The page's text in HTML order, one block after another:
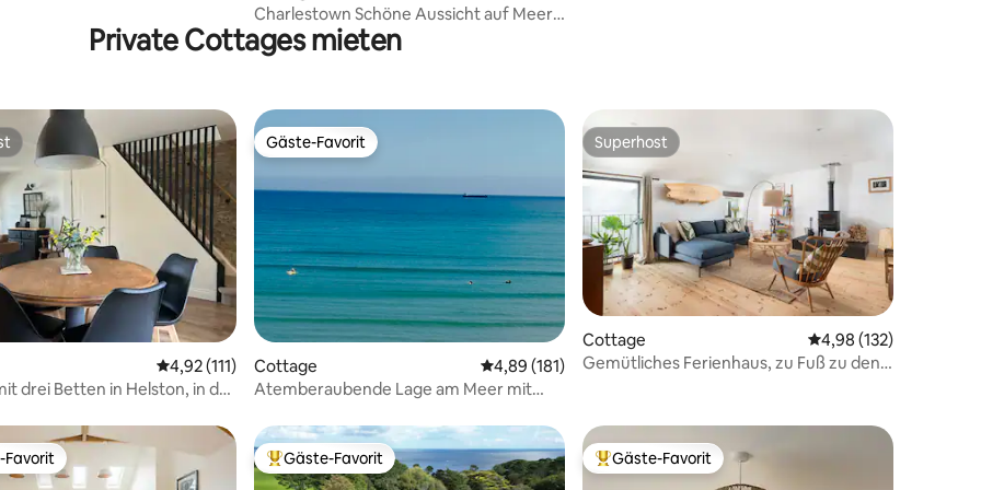
Charlestown Schöne Aussicht auf Meer
und Hafen.
Private Cottages mieten
4,98 von 5, 132 Bewertungen
Durchschnittliche Bewertung: 4,92 von 5, 111 Bewertungen
4,92 (111)
drei Betten in Helston, in der
Gäste-Favorit
Gäste-Favorit
Cottage Durchschnittliche Bewertung: 4,89 von 5, 181 Bewertungen
4,89 (181)
Atemberaubende Lage am Meer mit
Superhost
Superhost
Cottage Durchschnittliche
4,98 (132)
Gemütliches Ferienhaus, zu Fuß zu den 3
Gäste-Favorit.
Favorit Beliebter Gäste-Favorit.
Gäste-Favorit Beliebter Gäste-Favorit.
Gäste-Favorit